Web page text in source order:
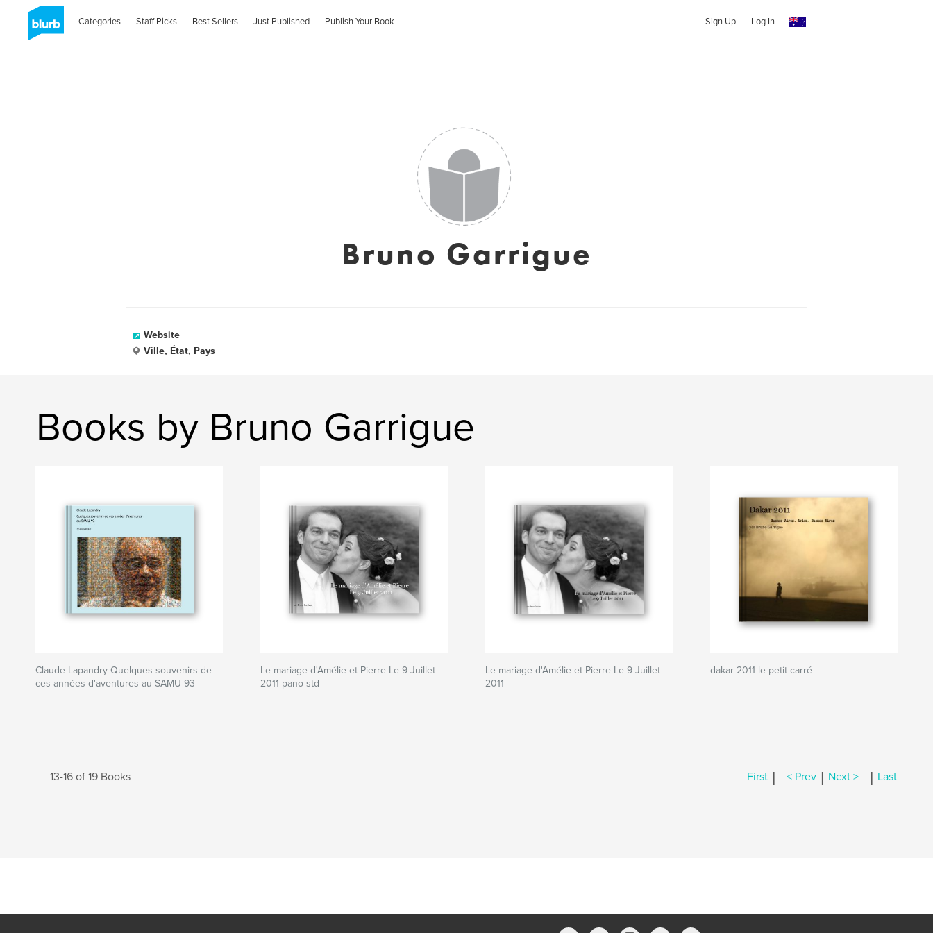
Categories Staff Picks Best Sellers Just Published Publish Your Book Sign Up Log In
Bruno Garrigue
Website
Ville, État, Pays
Books by Bruno Garrigue
Claude Lapandry Quelques souvenirs de
ces années d'aventures au SAMU 93
Le mariage d'Amélie et Pierre Le 9 Juillet
2011 pano std
Le mariage d'Amélie et Pierre Le 9 Juillet
2011
dakar 2011 le petit carré
13-16 of 19 Books First | < Prev | Next > | Last